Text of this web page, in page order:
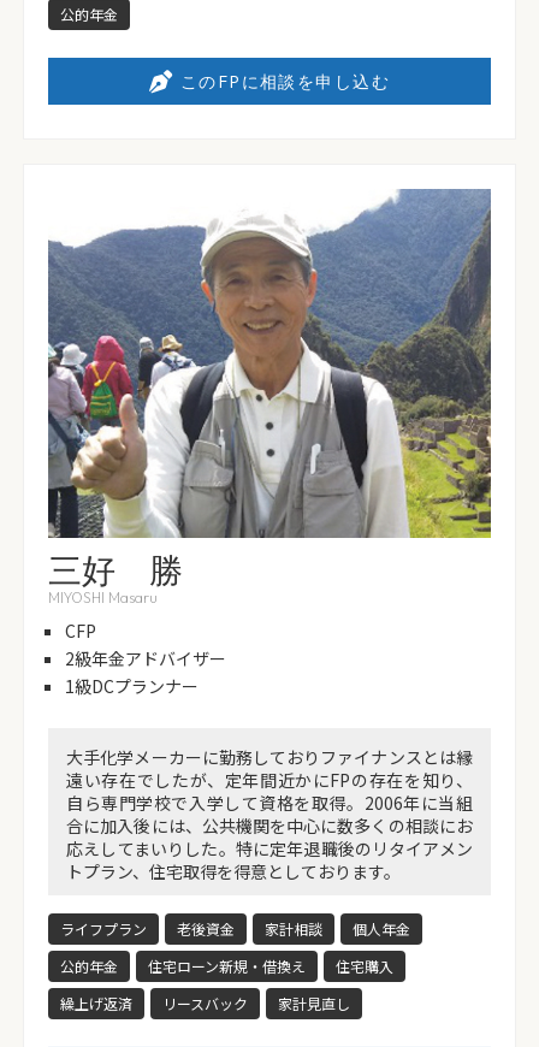
公的年金
このFPに相談を申し込む
三好 勝
MIYOSHI Masaru
CFP
2級年金アドバイザー
1級DCプランナー
大手化学メーカーに勤務しておりファイナンスとは縁
遠い存在でしたが、定年間近かにFPの存在を知り、
自ら専門学校で入学して資格を取得。2006年に当組
合に加入後には、公共機関を中心に数多くの相談にお
応えしてまいりした。特に定年退職後のリタイアメン
トプラン、住宅取得を得意としております。
ライフプラン 老後資金 家計相談
個人年金
公的年金
住宅ローン新規・借換え
住宅購入
繰上げ返済
リースバック 家計見直し